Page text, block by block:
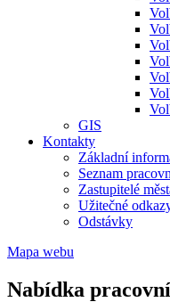
GIS
Kontakty
Základní
Seznam
Zastupitelé
Užitečné
Odstávky
Mapa webu
Nabídka